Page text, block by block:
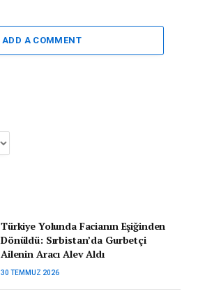
ADD A COMMENT
Türkiye Yolunda Facianın Eşiğinden
Dönüldü: Sırbistan’da Gurbetçi
Ailenin Aracı Alev Aldı
30 TEMMUZ 2026